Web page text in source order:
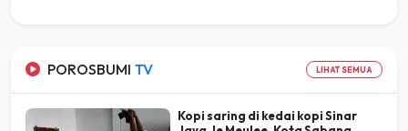
POROSBUMI TV LIHAT SEMUA
Kopi saring di kedai kopi Sinar